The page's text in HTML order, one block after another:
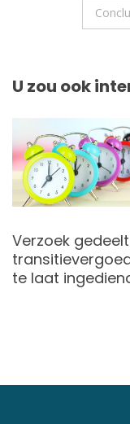
U zou ook
Verzoek
te laat